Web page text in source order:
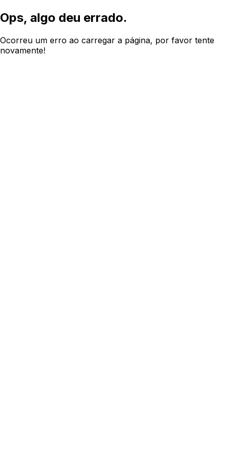
Ops, algo deu errado.
Ocorreu um erro ao carregar a página, por favor tente
novamente!